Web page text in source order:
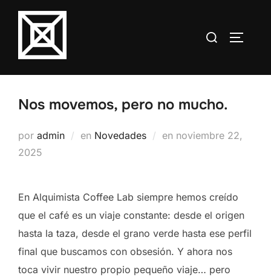
Saltar
contenido
Buscar:
Nos movemos, pero no mucho.
por admin en Novedades en Publicado
noviembre 22,
2025
En Alquimista Coffee Lab siempre hemos creído
que el café es un viaje constante: desde el origen
hasta la taza, desde el grano verde hasta ese perfil
final que buscamos con obsesión. Y ahora nos
toca vivir nuestro propio pequeño viaje… pero